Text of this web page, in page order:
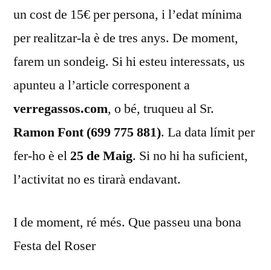
un cost de 15€ per persona, i l’edat mínima
per realitzar-la è de tres anys. De moment,
farem un sondeig. Si hi esteu interessats, us
apunteu a l’article corresponent a
verregassos.com, o bé, truqueu al Sr.
Ramon Font (699 775 881). La data límit per
fer-ho è el 25 de Maig. Si no hi ha suficient,
l’activitat no es tirarà endavant.
I de moment, ré més. Que passeu una bona
Festa del Roser